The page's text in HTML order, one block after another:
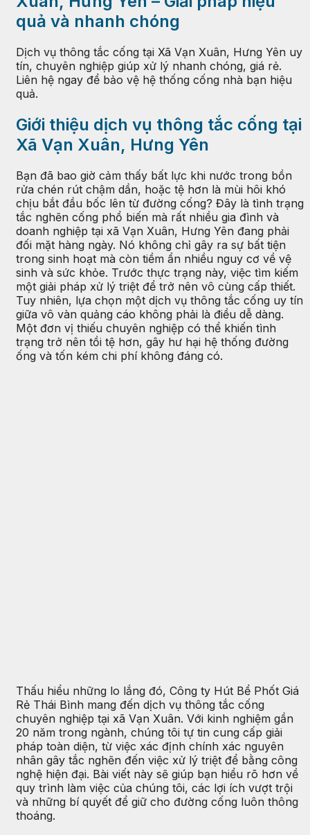
quả và nhanh chóng
Dịch vụ thông tắc cống tại Xã Vạn Xuân, Hưng Yên uy
tín, chuyên nghiệp giúp xử lý nhanh chóng, giá rẻ.
Liên hệ ngay để bảo vệ hệ thống cống nhà bạn hiệu
quả.
Giới thiệu dịch vụ thông tắc cống tại
Xã Vạn Xuân, Hưng Yên
Bạn đã bao giờ cảm thấy bất lực khi nước trong bồn
rửa chén rút chậm dần, hoặc tệ hơn là mùi hôi khó
chịu bắt đầu bốc lên từ đường cống? Đây là tình trạng
tắc nghẽn cống phổ biến mà rất nhiều gia đình và
doanh nghiệp tại xã Vạn Xuân, Hưng Yên đang phải
đối mặt hàng ngày. Nó không chỉ gây ra sự bất tiện
trong sinh hoạt mà còn tiềm ẩn nhiều nguy cơ về vệ
sinh và sức khỏe. Trước thực trạng này, việc tìm kiếm
một giải pháp xử lý triệt để trở nên vô cùng cấp thiết.
Tuy nhiên, lựa chọn một dịch vụ thông tắc cống uy tín
giữa vô vàn quảng cáo không phải là điều dễ dàng.
Một đơn vị thiếu chuyên nghiệp có thể khiến tình
trạng trở nên tồi tệ hơn, gây hư hại hệ thống đường
ống và tốn kém chi phí không đáng có.
Thấu hiểu những lo lắng đó, Công ty Hút Bể Phốt Giá
Rẻ Thái Bình mang đến dịch vụ thông tắc cống
chuyên nghiệp tại xã Vạn Xuân. Với kinh nghiệm gần
20 năm trong ngành, chúng tôi tự tin cung cấp giải
pháp toàn diện, từ việc xác định chính xác nguyên
nhân gây tắc nghẽn đến việc xử lý triệt để bằng công
nghệ hiện đại. Bài viết này sẽ giúp bạn hiểu rõ hơn về
quy trình làm việc của chúng tôi, các lợi ích vượt trội
và những bí quyết để giữ cho đường cống luôn thông
thoáng.